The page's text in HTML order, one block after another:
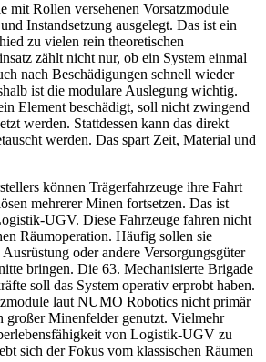
mit Rollen versehenen Vorsatzmodule
Instandsetzung ausgelegt. Das ist ein
zu vielen rein theoretischen
zählt nicht nur, ob ein System einmal
nach Beschädigungen schnell wieder
ist die modulare Auslegung wichtig.
Element beschädigt, soll nicht zwingend
werden. Stattdessen kann das direkt
werden. Das spart Zeit, Material und
können Trägerfahrzeuge ihre Fahrt
mehrerer Minen fortsetzen. Das ist
UGV. Diese Fahrzeuge fahren nicht
Räumoperation. Häufig sollen sie
oder andere Versorgungsgüter
bringen. Die 63. Mechanisierte Brigade
soll das System operativ erprobt haben.
laut NUMO Robotics nicht primär
großer Minenfelder genutzt. Vielmehr
von Logistik-UGV zu
sich der Fokus vom klassischen Räumen